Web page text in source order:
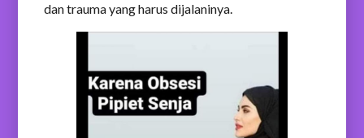
dan trauma yang harus dijalaninya.